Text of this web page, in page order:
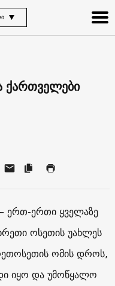
ქართველები
– ერთ-ერთი ყველაზე
ოსეთის უახლეს
ომის დროს,
იყო და უმოწყალო